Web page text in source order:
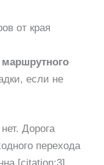
от края
если не
Дорога
перехода